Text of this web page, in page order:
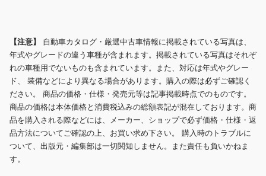
【注意】 自動車カタログ・厳選中古車情報に掲載されている写真は、
年式やグレードの違う車種が含まれます。掲載されている写真はそれぞ
れの車種用でないものも含まれています。また、対応は年式やグレー
ド、 装備などにより異なる場合があります。購入の際は必ずご確認く
ださい。 商品の価格・仕様・発売元等は記事掲載時点でのものです。
商品の価格は本体価格と消費税込みの総額表記が混在しております。商
品を購入される際などには、メーカー、ショップで必ず価格・仕様・返
品方法についてご確認の上、お買い求め下さい。 購入時のトラブルに
ついて、出版元・編集部は一切関知しません。また責任も負いかねま
す。